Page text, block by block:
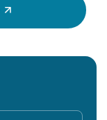
fanacht